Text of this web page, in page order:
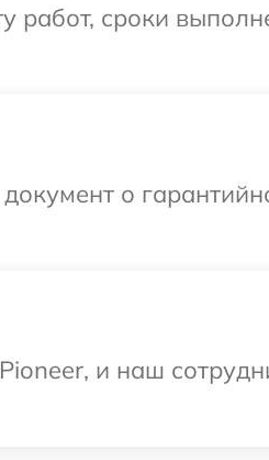
работ, сроки
о
и наш